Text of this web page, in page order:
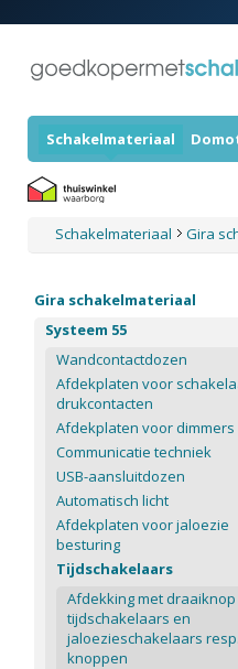
Schakelmateriaal
Schakelmateriaal Gira
Gira schakelmateriaal
Systeem 55
Wandcontactdozen
Afdekplaten voor
drukcontacten
Afdekplaten voor dimmers
Communicatie techniek
USB-aansluitdozen
Automatisch licht
Afdekplaten voor jaloezie
besturing
Tijdschakelaars
Afdekking met
tijdschakelaars en
jaloezieschakelaars
knoppen